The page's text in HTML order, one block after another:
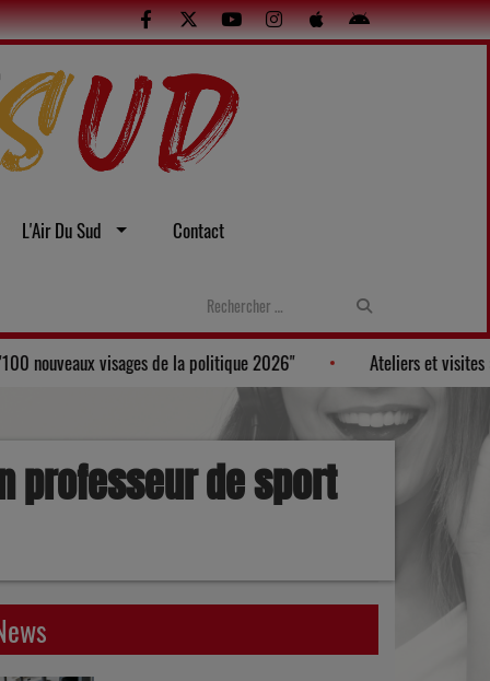
L'Air Du Sud Contact
figure au Palmarès des "100 nouveaux visages de la politique 2026"
professeur de sport